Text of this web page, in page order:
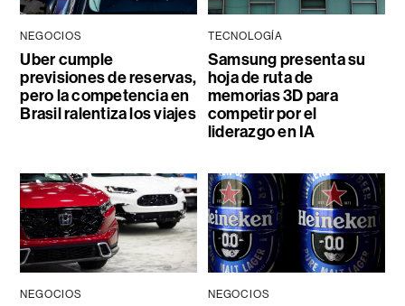
NEGOCIOS
Uber cumple
previsiones de reservas,
pero la competencia en
Brasil ralentiza los viajes
TECNOLOGÍA
Samsung presenta su
hoja de ruta de
memorias 3D para
competir por el
liderazgo en IA
NEGOCIOS NEGOCIOS